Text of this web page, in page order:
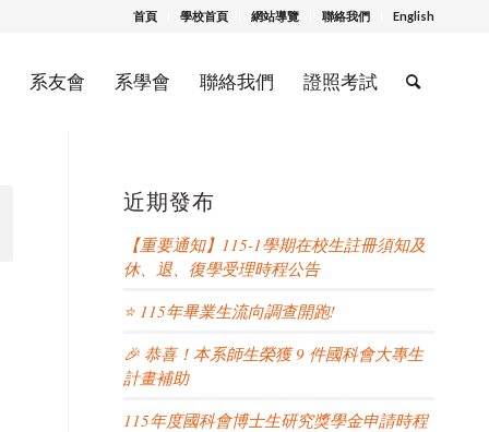
首頁 學校首頁 網站導覽 聯絡我們 English
系友會 系學會 聯絡我們 證照考試
近期發布
【重要通知】115-1學期在校生註冊須知及
休、退、復學受理時程公告
⭐ 115年畢業生流向調查開跑!
🎉 恭喜！本系師生榮獲 9 件國科會大專生
計畫補助
115年度國科會博士生研究獎學金申請時程